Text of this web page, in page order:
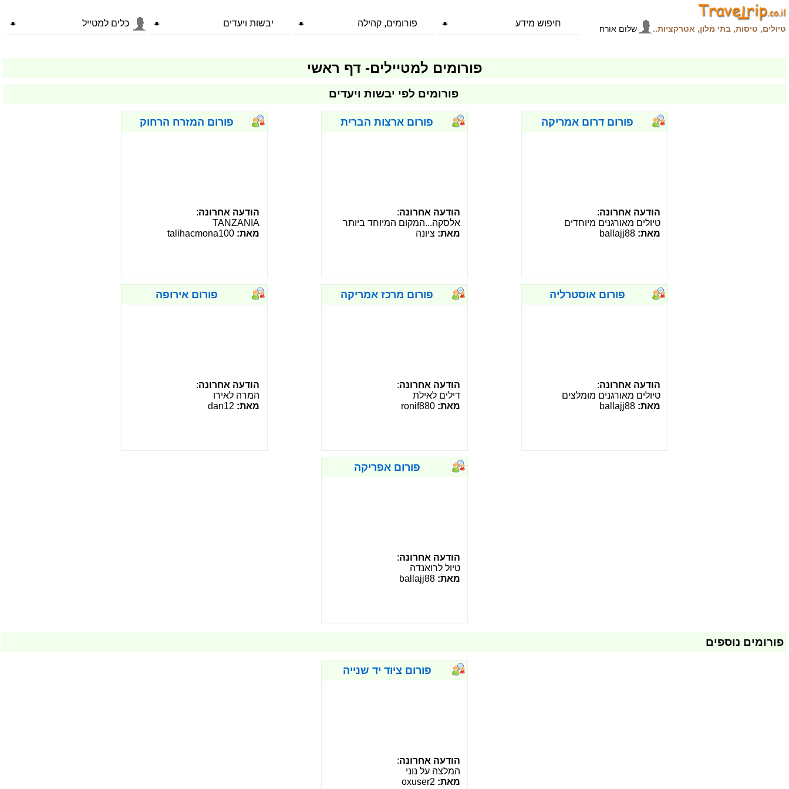
חיפוש מידע פורומים, קהילה יבשות ויעדים כלים למטייל
שלום אורח טיולים, טיסות, בתי מלון, אטרקציות..
פורומים למטיילים- דף ראשי
פורומים לפי יבשות ויעדים
פורום דרום אמריקה
הודעה אחרונה:
טיולים מאורגנים מיוחדים
מאת: ballajj88
פורום ארצות הברית
הודעה אחרונה:
אלסקה...המקום המיוחד ביותר
מאת: ציונה
פורום המזרח הרחוק
הודעה אחרונה:
TANZANIA
מאת:
פורום אוסטרליה
הודעה אחרונה:
טיולים מאורגנים מומלצים
מאת: ballajj88
פורום מרכז אמריקה
הודעה אחרונה:
דילים לאילת
מאת: ronif880
פורום אירופה
הודעה אחרונה:
המרה לאירו
מאת:
פורום אפריקה
הודעה אחרונה:
טיול לרואנדה
מאת: ballajj88
פורומים נוספים
פורום ציוד יד שנייה
הודעה אחרונה:
המלצה על נוני
מאת: